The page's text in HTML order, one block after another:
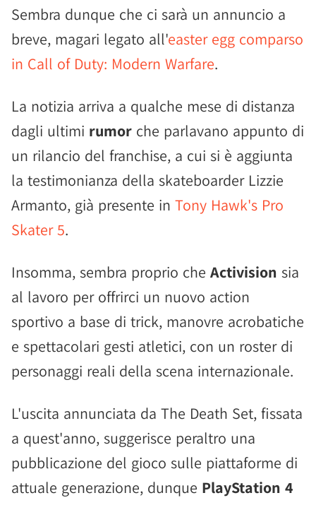
Sembra dunque che ci sarà un annuncio a
breve, magari legato all'easter egg comparso
in Call of Duty: Modern Warfare.
La notizia arriva a qualche mese di distanza
dagli ultimi rumor che parlavano appunto di
un rilancio del franchise, a cui si è aggiunta
la testimonianza della skateboarder Lizzie
Armanto, già presente in Tony Hawk's Pro
Skater 5.
Insomma, sembra proprio che Activision sia
al lavoro per offrirci un nuovo action
sportivo a base di trick, manovre acrobatiche
e spettacolari gesti atletici, con un roster di
personaggi reali della scena internazionale.
L'uscita annunciata da The Death Set, fissata
a quest'anno, suggerisce peraltro una
pubblicazione del gioco sulle piattaforme di
attuale generazione, dunque PlayStation 4